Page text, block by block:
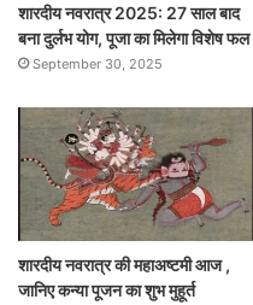
शारदीय नवरात्र 2025: 27 साल बाद
बना दुर्लभ योग, पूजा का मिलेगा विशेष फल
September 30, 2025
शारदीय नवरात्र की महाअष्टमी आज ,
जानिए कन्या पूजन का शुभ मुहूर्त